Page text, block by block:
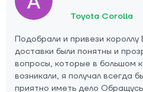
Toyota Corolla
Подобрали и привези короллу
доставки были понятны и
вопросы, которые в большом
возникали, я получал всегда
приятно иметь дело